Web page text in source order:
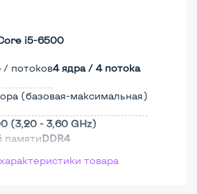
i5-6500
/ потоков4 ядра / 4 потока
(базовая-максимальная)
(3,20 - 3,60 GHz)
памятиDDR4
2,5" товара